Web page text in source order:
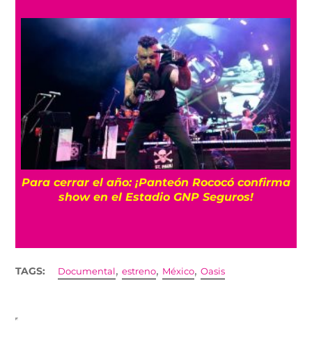
Para cerrar el año: ¡Panteón Rococó confirma
show en el Estadio GNP Seguros!
TAGS: Documental ,estreno, México,Oasis